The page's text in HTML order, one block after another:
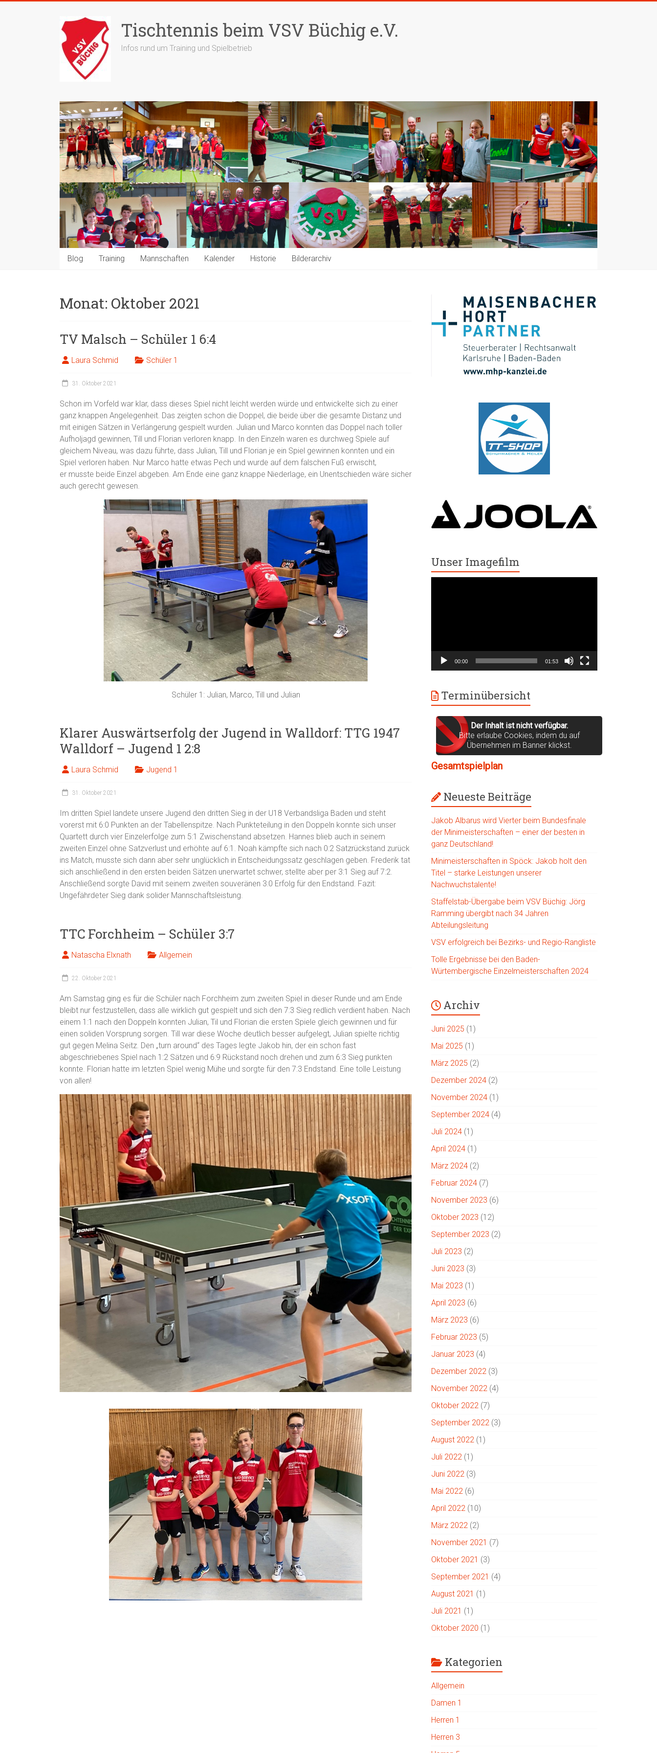
Tischtennis beim VSV Büchig e.V.
Infos rund um Training und Spielbetrieb
Blog Training Mannschaften Kalender Historie Bilderarchiv
Monat: Oktober 2021
TV Malsch – Schüler 1 6:4
Laura Schmid Schüler 1
31. Oktober 2021
Schon im Vorfeld war klar, dass dieses Spiel nicht leicht werden würde und entwickelte sich zu einer
ganz knappen Angelegenheit. Das zeigten schon die Doppel, die beide über die gesamte Distanz und
mit einigen Sätzen in Verlängerung gespielt wurden. Julian und Marco konnten das Doppel nach toller
Aufholjagd gewinnen, Till und Florian verloren knapp. In den Einzeln waren es durchweg Spiele auf
gleichem Niveau, was dazu führte, dass Julian, Till und Florian je ein Spiel gewinnen konnten und ein
Spiel verloren haben. Nur Marco hatte etwas Pech und wurde auf dem falschen Fuß erwischt,
er musste beide Einzel abgeben. Am Ende eine ganz knappe Niederlage, ein Unentschieden wäre sicher
auch gerecht gewesen.
Schüler 1: Julian, Marco, Till und Julian
Klarer Auswärtserfolg der Jugend in Walldorf: TTG 1947
Walldorf – Jugend 1 2:8
Laura Schmid Jugend 1
31. Oktober 2021
Im dritten Spiel landete unsere Jugend den dritten Sieg in der U18 Verbandsliga Baden und steht
vorerst mit 6:0 Punkten an der Tabellenspitze. Nach Punkteteilung in den Doppeln konnte sich unser
Quartett durch vier Einzelerfolge zum 5:1 Zwischenstand absetzen. Hannes blieb auch in seinem
zweiten Einzel ohne Satzverlust und erhöhte auf 6:1. Noah kämpfte sich nach 0:2 Satzrückstand zurück
ins Match, musste sich dann aber sehr unglücklich in Entscheidungssatz geschlagen geben. Frederik tat
sich anschließend in den ersten beiden Sätzen unerwartet schwer, stellte aber per 3:1 Sieg auf 7:2.
Anschließend sorgte David mit seinem zweiten souveränen 3:0 Erfolg für den Endstand. Fazit:
Ungefährdeter Sieg dank solider Mannschaftsleistung.
TTC Forchheim – Schüler 3:7
Natascha Elxnath Allgemein
22. Oktober 2021
Am Samstag ging es für die Schüler nach Forchheim zum zweiten Spiel in dieser Runde und am Ende
bleibt nur festzustellen, dass alle wirklich gut gespielt und sich den 7:3 Sieg redlich verdient haben. Nach
einem 1:1 nach den Doppeln konnten Julian, Til und Florian die ersten Spiele gleich gewinnen und für
einen soliden Vorsprung sorgen. Till war diese Woche deutlich besser aufgelegt, Julian spielte richtig
gut gegen Melina Seitz. Den „turn around“ des Tages legte Jakob hin, der ein schon fast
abgeschriebenes Spiel nach 1:2 Sätzen und 6:9 Rückstand noch drehen und zum 6:3 Sieg punkten
konnte. Florian hatte im letzten Spiel wenig Mühe und sorgte für den 7:3 Endstand. Eine tolle Leistung
von allen!
Unser Imagefilm
00:00 01:53
Terminübersicht
Der Inhalt ist nicht verfügbar.
Bitte erlaube Cookies, indem du auf
Übernehmen im Banner klickst.
Gesamtspielplan
Neueste Beiträge
Jakob Albarus wird Vierter beim Bundesfinale
der Minimeisterschaften – einer der besten in
ganz Deutschland!
Minimeisterschaften in Spöck: Jakob holt den
Titel – starke Leistungen unserer
Nachwuchstalente!
Staffelstab-Übergabe beim VSV Büchig: Jörg
Ramming übergibt nach 34 Jahren
Abteilungsleitung
VSV erfolgreich bei Bezirks- und Regio-Rangliste
Tolle Ergebnisse bei den Baden-
Würtembergische Einzelmeisterschaften 2024
Archiv
Juni 2025 (1)
Mai 2025 (1)
März 2025 (2)
Dezember 2024 (2)
November 2024 (1)
September 2024 (4)
Juli 2024 (1)
April 2024 (1)
März 2024 (2)
Februar 2024 (7)
November 2023 (6)
Oktober 2023 (12)
September 2023 (2)
Juli 2023 (2)
Juni 2023 (3)
Mai 2023 (1)
April 2023 (6)
März 2023 (6)
Februar 2023 (5)
Januar 2023 (4)
Dezember 2022 (3)
November 2022 (4)
Oktober 2022 (7)
September 2022 (3)
August 2022 (1)
Juli 2022 (1)
Juni 2022 (3)
Mai 2022 (6)
April 2022 (10)
März 2022 (2)
November 2021 (7)
Oktober 2021 (3)
September 2021 (4)
August 2021 (1)
Juli 2021 (1)
Oktober 2020 (1)
Kategorien
Allgemein
Damen 1
Herren 1
Herren 3